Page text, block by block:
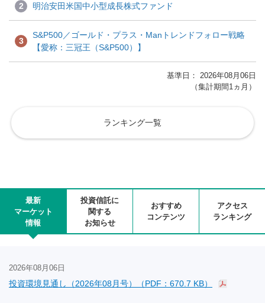
2 明治安田米国中小型成長株式ファンド
3
S&P500／ゴールド・プラス・Manトレンドフォロー戦略
【愛称：三冠王（S&P500）】
基準日： 2026年08月06日
（集計期間1ヵ月）
ランキング一覧
最新
マーケット
情報
投資信託に
関する
お知らせ
おすすめ
コンテンツ
アクセス
ランキング
2026年08月06日
投資環境見通し（2026年08月号）（PDF：670.7 KB）